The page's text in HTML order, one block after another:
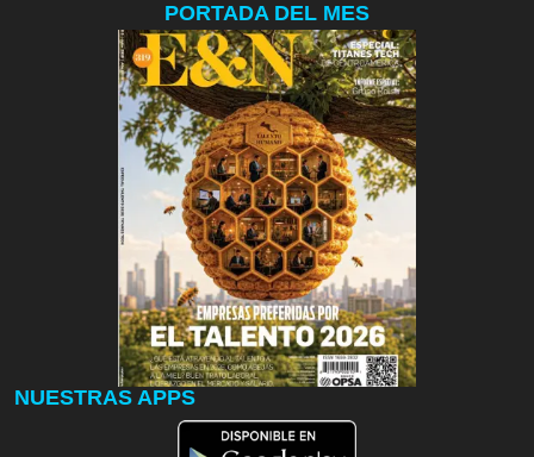
PORTADA DEL MES
NUESTRAS APPS